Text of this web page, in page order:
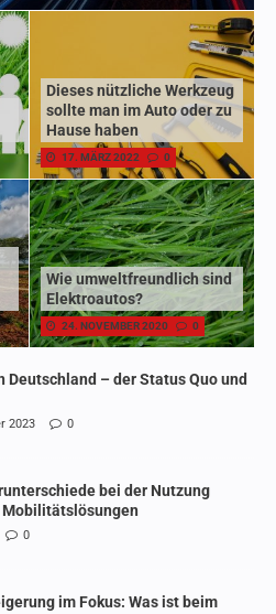
Dieses nützliche Werkzeug
sollte man im Auto oder zu
Hause haben
17. MÄRZ 2022 0
Wie umweltfreundlich sind
Elektroautos?
24. NOVEMBER 2020 0
Deutschland – der Status Quo und
2023 0
bei der Nutzung
0
im Fokus: Was ist beim